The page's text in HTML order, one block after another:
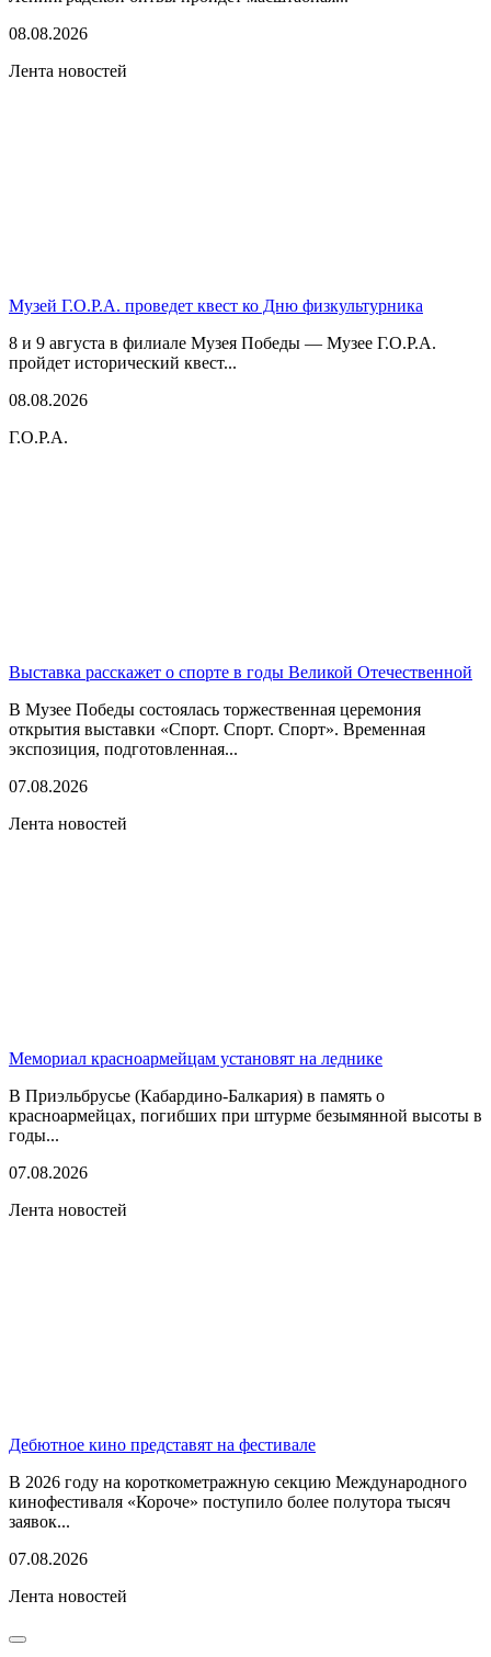
08.08.2026
Лента новостей
Музей Г.О.Р.А. проведет квест ко Дню физкультурника
8 и 9 августа в филиале Музея Победы — Музее Г.О.Р.А.
пройдет исторический квест...
08.08.2026
Г.О.Р.А.
Выставка расскажет о спорте в годы Великой Отечественной
В Музее Победы состоялась торжественная церемония
открытия выставки «Спорт. Спорт. Спорт». Временная
экспозиция, подготовленная...
07.08.2026
Лента новостей
Мемориал красноармейцам установят на леднике
В Приэльбрусье (Кабардино-Балкария) в память о
красноармейцах, погибших при штурме безымянной высоты в
годы...
07.08.2026
Лента новостей
Дебютное кино представят на фестивале
В 2026 году на короткометражную секцию Международного
кинофестиваля «Короче» поступило более полутора тысяч
заявок...
07.08.2026
Лента новостей